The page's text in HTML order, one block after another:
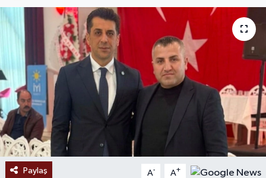
Paylaş A- A+
Ekonomi
Sağlık
Tokat Haber